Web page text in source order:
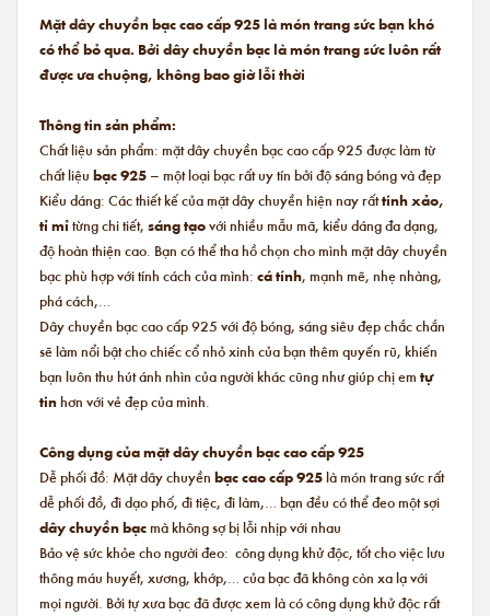
Mặt dây chuyền bạc cao cấp 925 là món trang sức bạn khó
có thể bỏ qua. Bởi dây chuyền bạc là món trang sức luôn rất
được ưa chuộng, không bao giờ lỗi thời
Thông tin sản phẩm:
Chất liệu sản phẩm: mặt dây chuyền bạc cao cấp 925 được làm từ
chất liệu bạc 925 – một loại bạc rất uy tín bởi độ sáng bóng và đẹp
Kiểu dáng: Các thiết kế của mặt dây chuyền hiện nay rấttinh xảo,
tỉ mỉtừng chi tiết, sáng tạovới nhiều mẫu mã, kiểu dáng đa dạng,
độ hoàn thiện cao. Bạn có thể tha hồ chọn cho mình mặt dây chuyền
bạc phù hợp với tính cách của mình: cá tính, mạnh mẽ, nhẹ nhàng,
phá cách,…
Dây chuyền bạc cao cấp 925 với độ bóng, sáng siêu đẹp chắc chắn
sẽ làm nổi bật cho chiếc cổ nhỏ xinh của bạn thêm quyến rũ, khiến
bạn luôn thu hút ánh nhìn của người khác cũng như giúp chị em tự
tinhơn với vẻ đẹp của mình.
Công dụng của mặt dây chuyền bạc cao cấp 925
Dễ phối đồ: Mặt dây chuyền bạc cao cấp 925là món trang sức rất
dễ phối đồ, đi dạo phố, đi tiệc, đi làm,… bạn đều có thể đeo một sợi
dây chuyền bạcmà không sợ bị lỗi nhịp với nhau
Bảo vệ sức khỏe cho người đeo: công dụng khử độc, tốt cho việc lưu
thông máu huyết, xương, khớp,… của bạc đã không còn xa lạ với
mọi người. Bởi tự xưa bạc đã được xem là có công dụng khử độc rất